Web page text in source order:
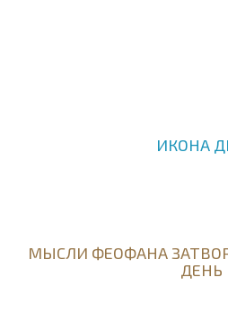
ИКОНА
МЫСЛИ ФЕОФАНА
ДЕНЬ